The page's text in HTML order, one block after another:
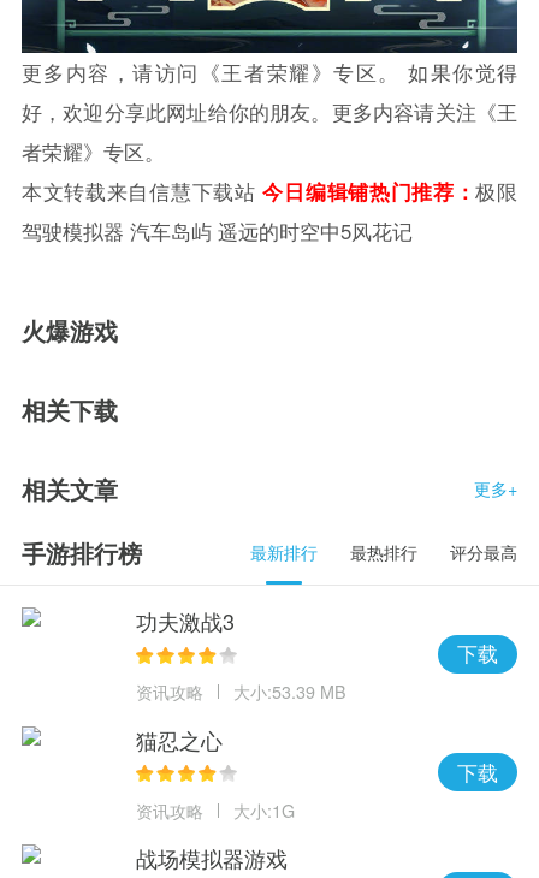
更多内容，请访问《王者荣耀》专区。 如果你觉得
好，欢迎分享此网址给你的朋友。更多内容请关注《王
者荣耀》专区。
本文转载来自信慧下载站 今日编辑铺热门推荐：极限
驾驶模拟器 汽车岛屿 遥远的时空中5风花记
火爆游戏
相关下载
相关文章 更多+
手游排行榜 最新排行 最热排行 评分最高
功夫激战3
资讯攻略 大小:53.39 MB
下载
猫忍之心
资讯攻略 大小:1G
下载
战场模拟器游戏